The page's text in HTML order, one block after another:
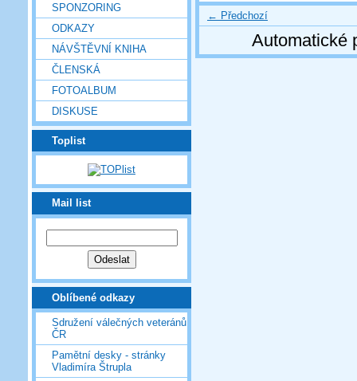
SPONZORING
ODKAZY
NÁVŠTĚVNÍ KNIHA
ČLENSKÁ
FOTOALBUM
DISKUSE
Toplist
Mail list
Oblíbené odkazy
Sdružení válečných veteránů
ČR
Pamětní desky - stránky
Vladimíra Štrupla
← Předchozí
Automatické